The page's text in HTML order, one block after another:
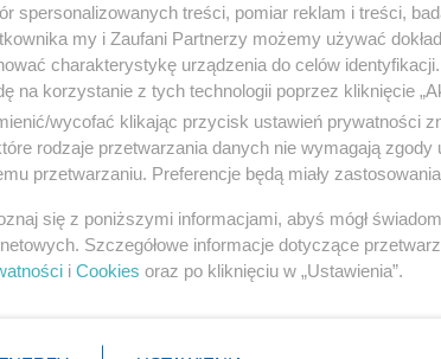
spersonalizowanych treści, pomiar reklam i treści,
my i Zaufani Partnerzy możemy używać
charakterystykę urządzenia do celów
na korzystanie z tych technologii poprzez kliknięcie
wycofać klikając przycisk ustawień prywatności
rodzaje przetwarzania danych nie wymagają
przetwarzaniu. Preferencje będą miały
się z poniższymi informacjami, abyś mógł
Szczegółowe informacje dotyczące
i Cookies oraz po kliknięciu w „Ustawienia”.